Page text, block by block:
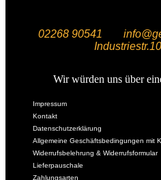
02268 90541
Wir würden uns über
Impressum
Kontakt
Datenschutzerklärung
Allgemeine Geschäftsbedingungen mit
Widerrufsbelehrung & Widerrufsformular
Lieferpauschale
Zahlungsarten